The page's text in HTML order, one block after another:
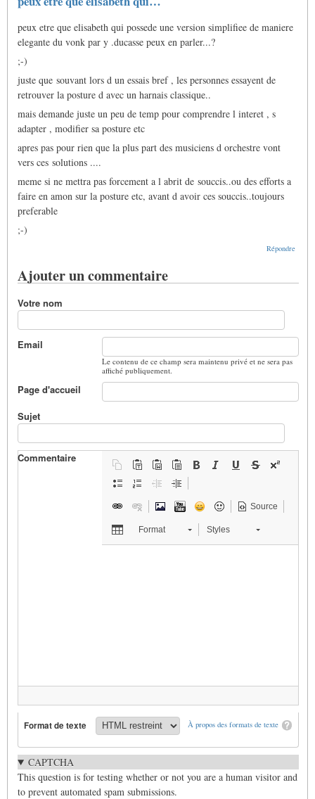
réponse
harnais
et
douleurs
par
Gras
Jacques
peux etre que elisabeth qui possede une version simplifiee de maniere
elegante du vonk par y .ducasse peux en parler...?
;-)
juste que souvant lors d un essais bref , les personnes essayent de
retrouver la posture d avec un harnais classique..
mais demande juste un peu de temp pour comprendre l interet , s
adapter , modifier sa posture etc
apres pas pour rien que la plus part des musiciens d orchestre vont
vers ces solutions ....
meme si ne mettra pas forcement a l abrit de souccis..ou des efforts a
faire en amon sur la posture etc, avant d avoir ces souccis..toujours
preferable
;-)
Répondre
Ajouter un commentaire
Votre nom
Email
Le contenu de ce champ sera maintenu privé et ne sera pas
affiché publiquement.
Page d'accueil
Sujet
Commentaire
Source
Format Styles
À propos des formats de texte
Format de texte
CAPTCHA
This question is for testing whether or not you are a human visitor and
to prevent automated spam submissions.